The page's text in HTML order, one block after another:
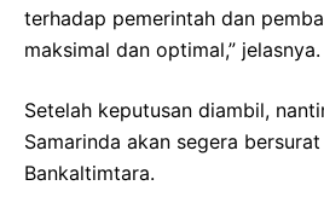
terhadap pemerintah dan
maksimal dan optimal,” jelasnya.
Setelah keputusan diambil,
Samarinda akan segera
Bankaltimtara.